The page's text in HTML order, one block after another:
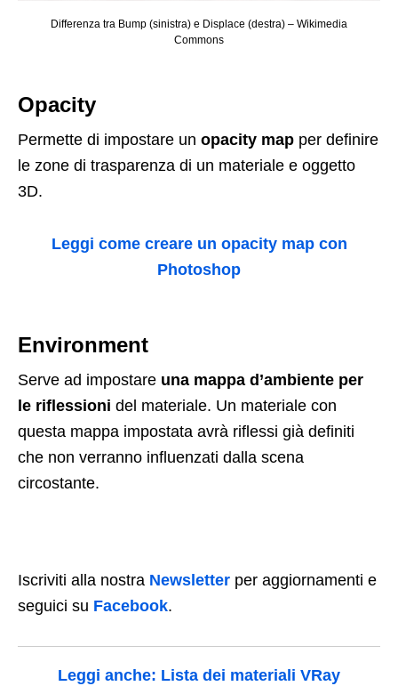
Differenza tra Bump (sinistra) e Displace (destra) – Wikimedia
Commons
Opacity
Permette di impostare un opacity map per definire
le zone di trasparenza di un materiale e oggetto
3D.
Leggi come creare un opacity map con
Photoshop
Environment
Serve ad impostare una mappa d’ambiente per
le riflessioni del materiale. Un materiale con
questa mappa impostata avrà riflessi già definiti
che non verranno influenzati dalla scena
circostante.
Iscriviti alla nostra Newsletter per aggiornamenti e
seguici su Facebook.
Leggi anche: Lista dei materiali VRay